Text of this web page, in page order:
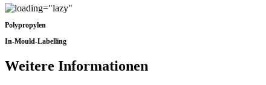
Polypropylen
In-Mould-Labelling
Weitere Informationen